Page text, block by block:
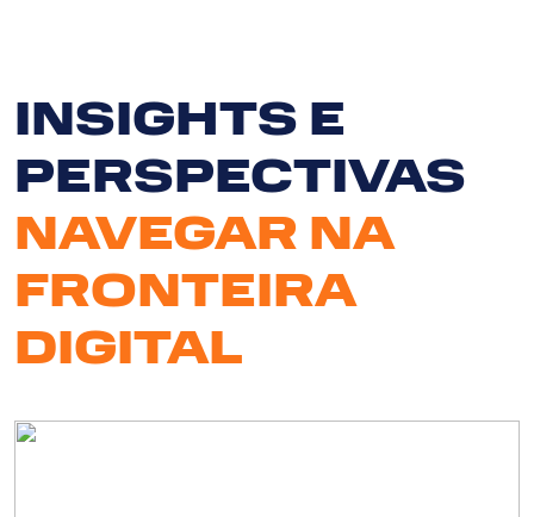
INSIGHTS E
PERSPECTIVAS
NAVEGAR NA
FRONTEIRA
DIGITAL